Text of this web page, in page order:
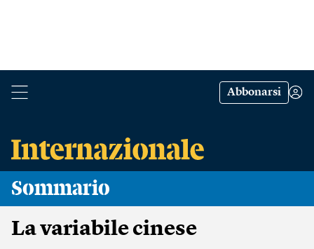
Abbonarsi
Sommario
La variabile cinese